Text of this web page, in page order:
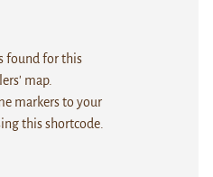
found for this
map.
markers to your
this shortcode.